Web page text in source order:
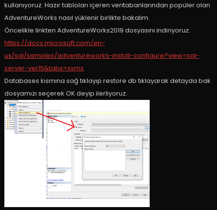
kullanıyoruz. Hazır tabloları içeren veritabanlarından popüler olan
AdventureWorks nasıl yüklenir birlikte bakalım.
Öncelikle linkten AdventureWorks2019 dosyasını indiriyoruz.
https://docs.microsoft.com/en-
us/sql/samples/adventureworks-install-configure?view=sql-
server-ver15&tabs=ssms
Databases kısmına sağ tıklayıp restore db tıklayarak detayda bak
dosyamızı seçerek OK deyip ilerliyoruz.